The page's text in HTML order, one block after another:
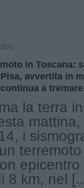
in Toscana:
avvertita in
a tremare
la terra
i
8 km, nel